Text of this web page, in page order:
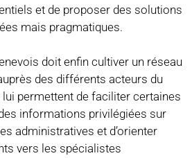
et de proposer des solutions
mais pragmatiques.
doit enfin cultiver un réseau
des différents acteurs du
permettent de faciliter certaines
informations privilégiées sur
administratives et d’orienter
vers les spécialistes